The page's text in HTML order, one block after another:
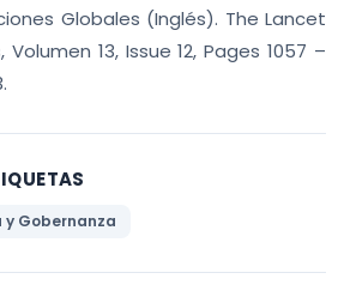
Globales (Inglés). The Lancet
13, Issue 12, Pages 1057 –
y Gobernanza